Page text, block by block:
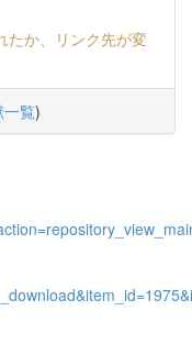
たか、リンク先が変
一覧)